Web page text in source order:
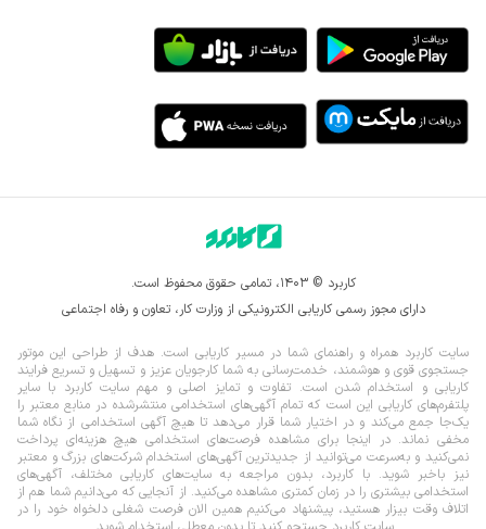
کاربرد © ۱۴۰۳، تمامی حقوق محفوظ است.
دارای مجوز رسمی کاریابی الکترونیکی از وزارت کار، تعاون و رفاه اجتماعی
سایت کاربرد همراه و راهنمای شما در مسیر کاریابی است. هدف از طراحی این موتور
جستجوی قوی و هوشمند، خدمت‌رسانی به شما کارجویان عزیز و تسهیل و تسریع فرایند
کاریابی و استخدام شدن است. تفاوت و تمایز اصلی و مهم سایت کاربرد با سایر
پلتفرم‌های کاریابی این است که تمام آگهی‌های استخدامی منتشرشده در منابع معتبر را
یک‌‌جا جمع می‌کند و در اختیار شما قرار می‌‌‌دهد تا هیچ آگهی استخدامی از نگاه شما
مخفی نماند.در اینجا برای مشاهده فرصت‌های استخدامی هیچ هزینه‌ای پرداخت
نمی‌کنید و به‌سرعت می‌توانید از جدیدترین آگهی‌های استخدام شرکت‌های بزرگ و معتبر
نیز باخبر شوید. با کاربرد، بدون مراجعه به سایت‌های کاریابی مختلف، آگهی‌های
استخدامی بیشتری را در زمان کمتری مشاهده می‌کنید. از آنجایی که می‌دانیم شما هم از
اتلاف وقت بیزار هستید، پیشنهاد می‌کنیم همین الان فرصت شغلی دلخواه خود را در